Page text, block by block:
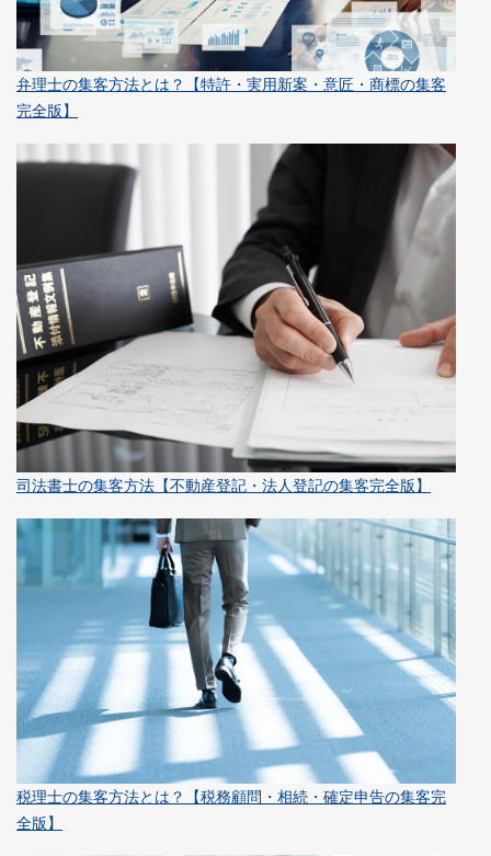
弁理士の集客方法とは？【特許・実用新案・意匠・商標の集客
完全版】
司法書士の集客方法【不動産登記・法人登記の集客完全版】
税理士の集客方法とは？【税務顧問・相続・確定申告の集客完
全版】